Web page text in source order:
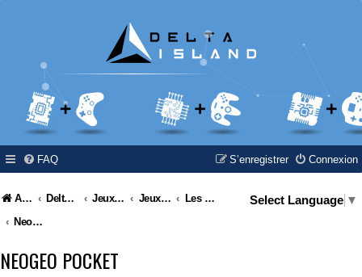
FAQ Connexion
S’enregistrer
Accueil Delta Island Jeux Video Jeux Vidéo & Retrogaming
Les consoles SNK
Neogeo Pocket
Select Language ▼
NEOGEO POCKET